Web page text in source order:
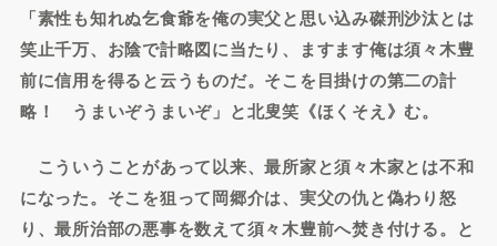
「素性も知れぬ乞食爺を俺の実父と思い込み磔刑沙汰とは
笑止千万、お陰で計略図に当たり、ますます俺は須々木豊
前に信用を得ると云うものだ。そこを目掛けの第二の計
略！ うまいぞうまいぞ」と北叟笑《ほくそえ》む。
こういうことがあって以来、最所家と須々木家とは不和
になった。そこを狙って岡郷介は、実父の仇と偽わり怒
り、最所治部の悪事を数えて須々木豊前へ焚き付ける。と